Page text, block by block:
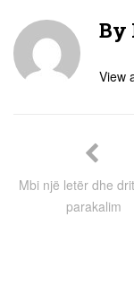
By
View
Mbi një letër dhe
parakalim